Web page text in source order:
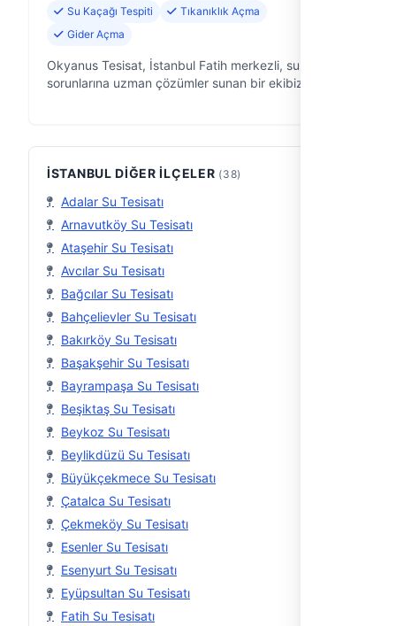
Su Kaçağı Tespiti
Tıkanıklık Açma
Gider Açma
Okyanus Tesisat, İstanbul Fatih merkezli, su tesisatı
sorunlarına uzman çözümler sunan bir ekibiz. 8 yıldır
İSTANBUL DIĞER İLÇELER (38)
Adalar Su Tesisatı
Arnavutköy Su Tesisatı
Ataşehir Su Tesisatı
Avcılar Su Tesisatı
Bağcılar Su Tesisatı
Bahçelievler Su Tesisatı
Bakırköy Su Tesisatı
Başakşehir Su Tesisatı
Bayrampaşa Su Tesisatı
Beşiktaş Su Tesisatı
Beykoz Su Tesisatı
Beylikdüzü Su Tesisatı
Büyükçekmece Su Tesisatı
Çatalca Su Tesisatı
Çekmeköy Su Tesisatı
Esenler Su Tesisatı
Esenyurt Su Tesisatı
Eyüpsultan Su Tesisatı
Fatih Su Tesisatı